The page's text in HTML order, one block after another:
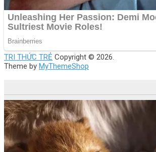
TRI THỨC TRẺ Copyright © 2026.
Theme by MyThemeShop